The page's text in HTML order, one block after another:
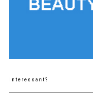
Interessant?